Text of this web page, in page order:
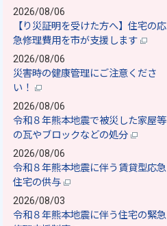
2026/08/06
【り災証明を受けた方へ】住宅の応
急修理費用を市が支援します
2026/08/06
災害時の健康管理にご注意くださ
い！
2026/08/06
令和８年熊本地震で被災した家屋等
の瓦やブロックなどの処分
2026/08/06
令和８年熊本地震に伴う賃貸型応急
住宅の供与
2026/08/03
令和８年熊本地震に伴う住宅の緊急